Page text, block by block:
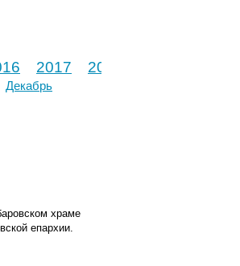
2017 2018
Декабрь
храме
епархии.